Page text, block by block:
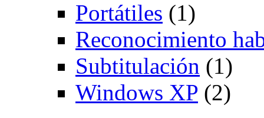
Portátiles (1)
Reconocimiento
Subtitulación (1)
Windows XP (2)